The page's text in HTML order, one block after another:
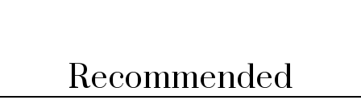
Recommended